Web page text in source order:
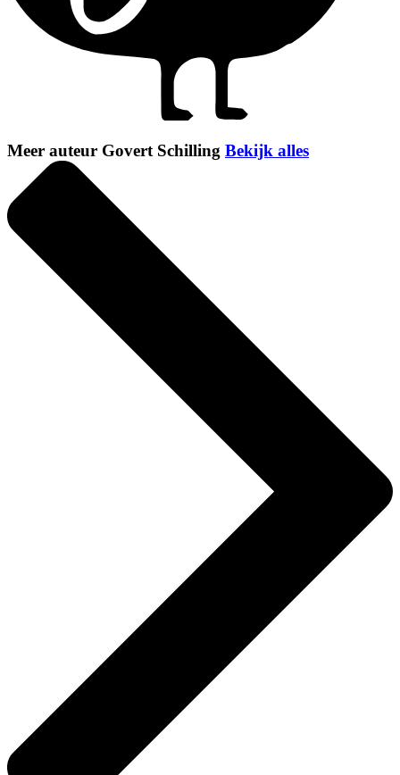
Meer auteur Govert Schilling Bekijk alles